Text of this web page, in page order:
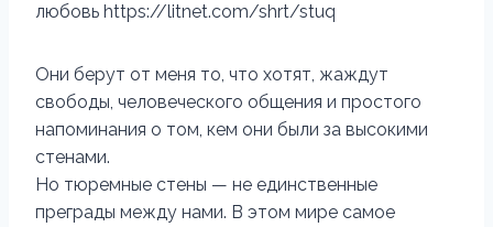
любовь https://litnet.com/shrt/stuq
Они берут от меня то, что хотят, жаждут
свободы, человеческого общения и простого
напоминания о том, кем они были за высокими
стенами.
Но тюремные стены — не единственные
преграды между нами. В этом мире самое